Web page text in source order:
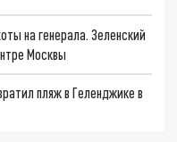
на генерала. Зеленский
Москвы
пляж в Геленджике в